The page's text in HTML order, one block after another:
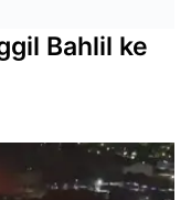
Bahlil ke